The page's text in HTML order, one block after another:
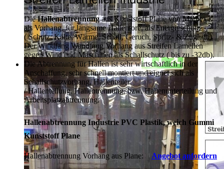
DieHallenabtrennungaus Kunststoff Plane von Marbex®
als Vorhang, für langsame Hallentore, als Energieschutz
(Schutz:Kälte, Wärme, Schall, Geruch, Spritz- & Zugluft )
Der Windfang Wandfang Vorhang aus Streifen Lamellen
gegen Wind und Maschinen als Schallschutz ( bis zu -32db).
Die Abtrennung für Hallen ist sehr wirtschaftlich in der
Anschaffung, sehr schnell montiert und eignet sich als
Schallschutzvorhang, Hallenteiler
/Hallenteilung,Hallentrennung, bzw. Hallenunterteilung und
Arbeitsplatzabtrennung.
Hallenabtrennung Industrie PVC Plastik, weich Gummi
Kunststoff Plane
Hallenabtrennung Vorhang aus Plane: Angebot anfordern